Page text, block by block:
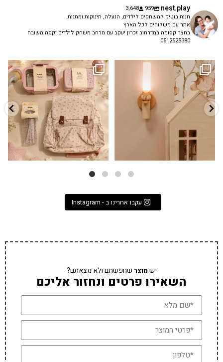
nest.play
959
3,648
חנות בוטיק למשחקים לילדים, הנעלה, תינוקות ומתנות.
אתר עם משלוחים לכל הארץ
בחצר קסומה במדרחוב זכרון יעקב עם מרחב משחק לילדים וקפה משובח
0512525380
✨ חוזרים למסגרת בסטייל! ✨
הקולקציה החדשה...
9 4
גם פריט עיצובי לחדר, גם מנורת לילה
...
3 0
עקבו אחרינו ב - Instagram
ישמוצרשחפשתם ולא מצאתם?
השאירו פרטים ונחזור אליכם